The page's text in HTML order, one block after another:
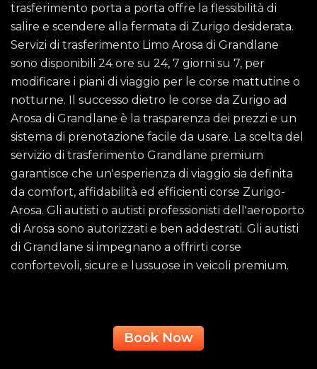
trasferimento porta a porta offre la flessibilità di
salire e scendere alla fermata di Zurigo desiderata.
Servizi di trasferimento Limo Arosa di Grandlane
sono disponibili 24 ore su 24, 7 giorni su 7, per
modificare i piani di viaggio per le corse mattutine o
notturne. Il successo dietro le corse da Zurigo ad
Arosa di Grandlane è la trasparenza dei prezzi e un
sistema di prenotazione facile da usare. La scelta del
servizio di trasferimento Grandlane premium
garantisce che un'esperienza di viaggio sia definita
da comfort, affidabilità ed efficienti corse Zurigo-
Arosa. Gli autisti o autisti professionisti dell'aeroporto
di Arosa sono autorizzati e ben addestrati. Gli autisti
di Grandlane si impegnano a offrirti corse
confortevoli, sicure e lussuose in veicoli premium.
Book Now